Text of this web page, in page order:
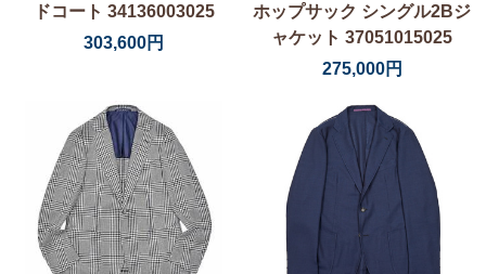
ドコート 34136003025
303,600円
ホップサック シングル2Bジ
ャケット 37051015025
275,000円